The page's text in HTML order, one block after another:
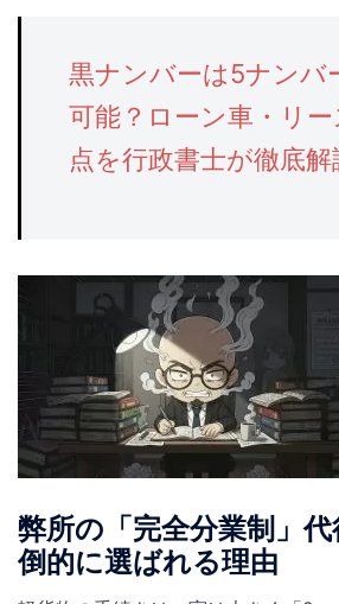
黒ナンバーは5ナンバ
可能？ローン車・リ
点を行政書士が徹底解
弊所の「完全分業制」
倒的に選ばれる理由